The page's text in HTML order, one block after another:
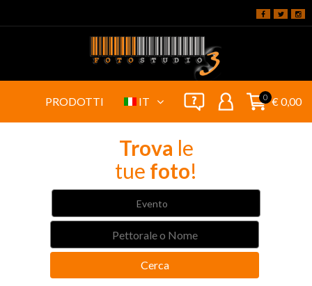
PRODOTTI IT 0 € 0,00
Trova le
tue foto!
Evento
Cerca